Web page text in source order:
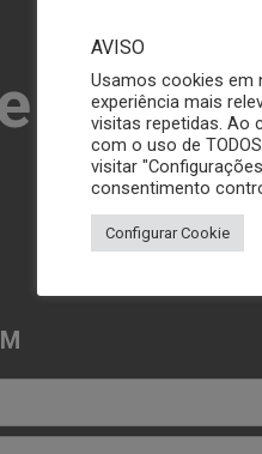
(16)
AVISO
Usamos cookies em
experiência mais
visitas repetidas. Ao
com o uso de
visitar
consentimento
Configurar Cookie